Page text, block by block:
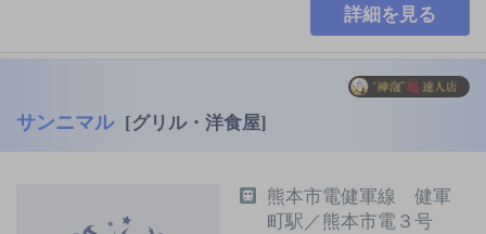
詳細を見る
サンニマル [グリル・洋食屋]
熊本市電健軍線 健軍
町駅／熊本市電３号